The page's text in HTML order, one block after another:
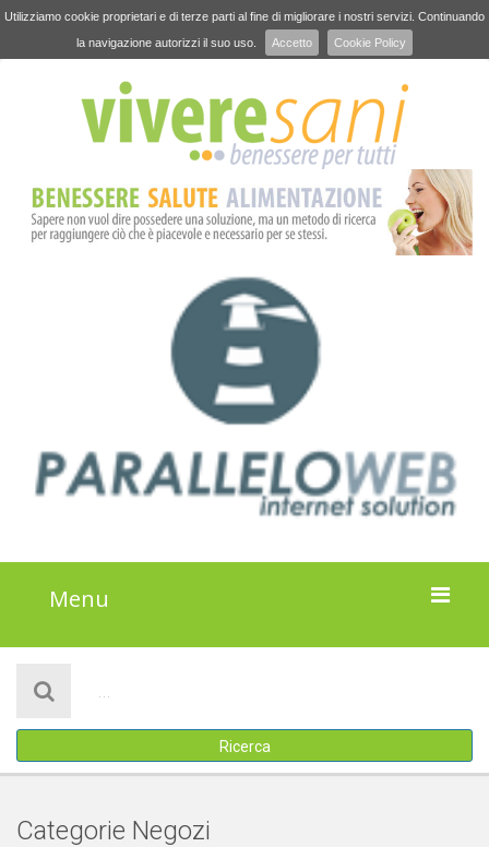
Utilizziamo cookie proprietari e di terze parti al fine di migliorare i nostri servizi. Continuando
la navigazione autorizzi il suo uso.
Accetto Cookie Policy
Menu
ATTIVITÀ
IL PROGETTO
Ricerca
Categorie Negozi